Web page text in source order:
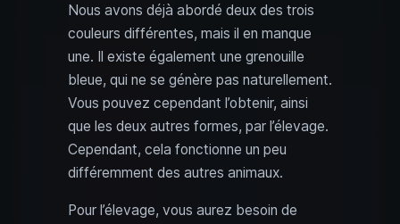
Nous avons déjà abordé deux des trois
couleurs différentes, mais il en manque
une. Il existe également une grenouille
bleue, qui ne se génère pas naturellement.
Vous pouvez cependant l’obtenir, ainsi
que les deux autres formes, par l’élevage.
Cependant, cela fonctionne un peu
différemment des autres animaux.
Pour l’élevage, vous aurez besoin de